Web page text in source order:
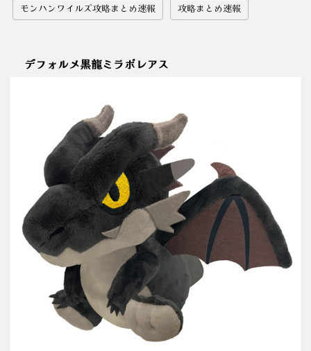
モンハンワイルズ攻略まとめ速報 攻略まとめ速報
デフォルメ黒龍ミラボレアス